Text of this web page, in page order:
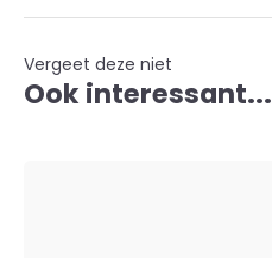
Vergeet deze niet
Ook interessant...